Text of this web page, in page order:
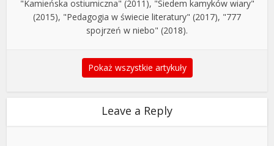
"Kamieńska ostiumiczna" (2011), "Siedem kamyków wiary"
(2015), "Pedagogia w świecie literatury" (2017), "777
spojrzeń w niebo" (2018).
Pokaż wszystkie artykuły
Leave a Reply